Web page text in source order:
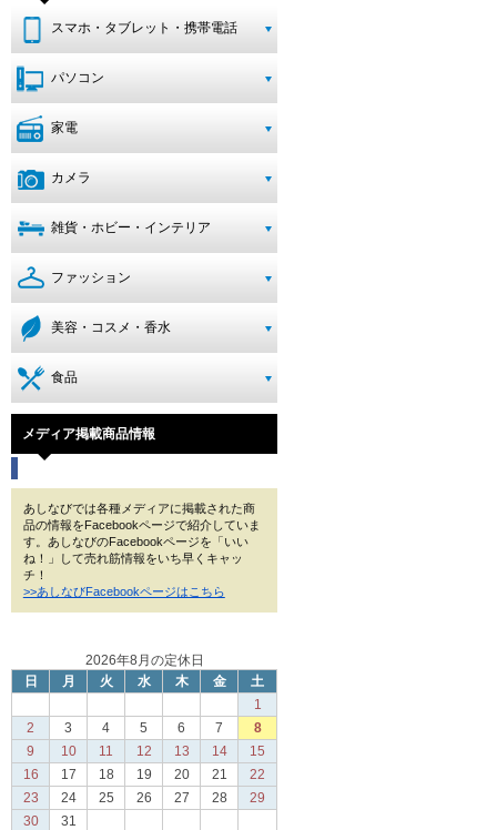
スマホ・タブレット・携帯電話
パソコン
家電
カメラ
雑貨・ホビー・インテリア
ファッション
美容・コスメ・香水
食品
メディア掲載商品情報
あしなびでは各種メディアに掲載された商
品の情報をFacebookページで紹介していま
す。あしなびのFacebookページを「いい
ね！」して売れ筋情報をいち早くキャッ
チ！
>>あしなびFacebookページはこちら
2026年8月の定休日
日
月 火 水 木 金
土
1
2
3 4 5 6 7
8
9
10 11 12 13 14
15
16
17 18 19 20 21
22
23
24 25 26 27 28
29
30
31